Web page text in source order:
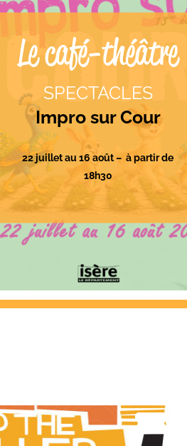
Le café-théâtre
SPECTACLES
Impro sur Cour
22 juillet au 16 août – à partir de
18h30